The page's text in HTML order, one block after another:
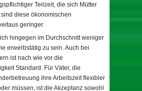
Teilzeit, die sich Mütter
diese ökonomischen
geringer.
hingegen im Durchschnitt weniger
erwerbstätig zu sein. Auch bei
ist nach wie vor die
Standard. Für Väter, die
ihre Arbeitszeit flexibler
müssen, ist die Akzeptanz sowohl